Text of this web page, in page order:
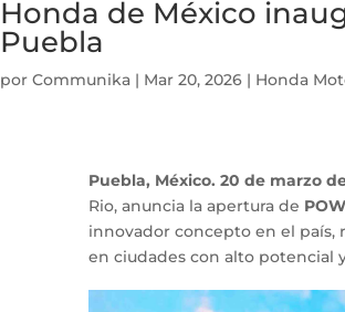
Honda de México
Puebla
porCommunika | Mar 20, 2026 | Honda
Puebla, México. 20 de marzo
Rio, anuncia la apertura de
innovador concepto en el
en ciudades con alto potencial